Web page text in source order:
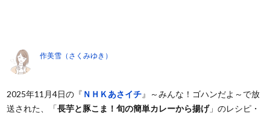
作美雪（さくみゆき）
2025年11月4日の『 ＮＨＫあさイチ』～みんな！ゴハンだよ～で放
送された、「長芋と豚こま！旬の簡単カレーから揚げ」のレシピ・